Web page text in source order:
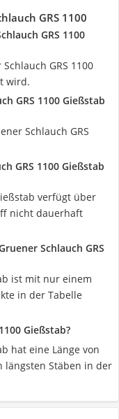
GRS 1100
GRS 1100
GRS 1100
wird.
GRS 1100 Gießstab
Schlauch GRS
GRS 1100 Gießstab
verfügt über
nicht dauerhaft
Schlauch GRS
ist mit nur einem
in der Tabelle
Gießstab?
hat eine Länge von
längsten Stäben in der